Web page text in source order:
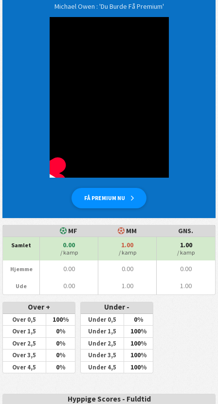
FÅ PREMIUM NU
Michael Owen : 'Du Burde Få Premium'
MF MM GNS.
Samlet 0.00
/ kamp
1.00
/ kamp
1.00
/ kamp
Hjemme 0.00 0.00 0.00
Ude 0.00 1.00 1.00
Over +
Over 0,5 100%
Over 1,5 0%
Over 2,5 0%
Over 3,5 0%
Over 4,5 0%
Under -
Under 0,5 0%
Under 1,5 100%
Under 2,5 100%
Under 3,5 100%
Under 4,5 100%
Hyppige Scores - Fuldtid